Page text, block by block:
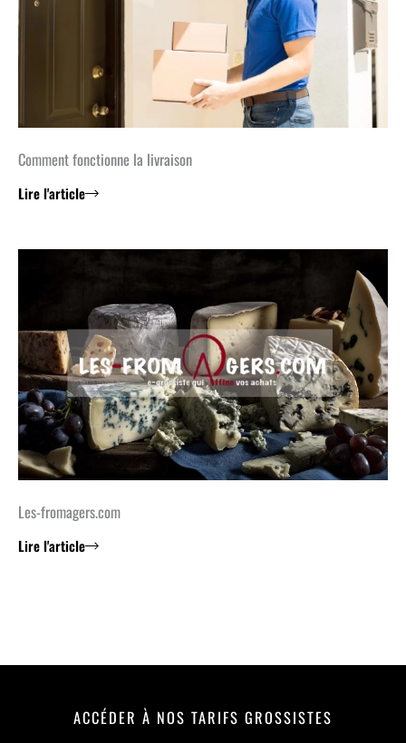
Comment fonctionne la livraison
Lire l'article
Les-fromagers.com
Lire l'article
ACCÉDER À NOS TARIFS GROSSISTES